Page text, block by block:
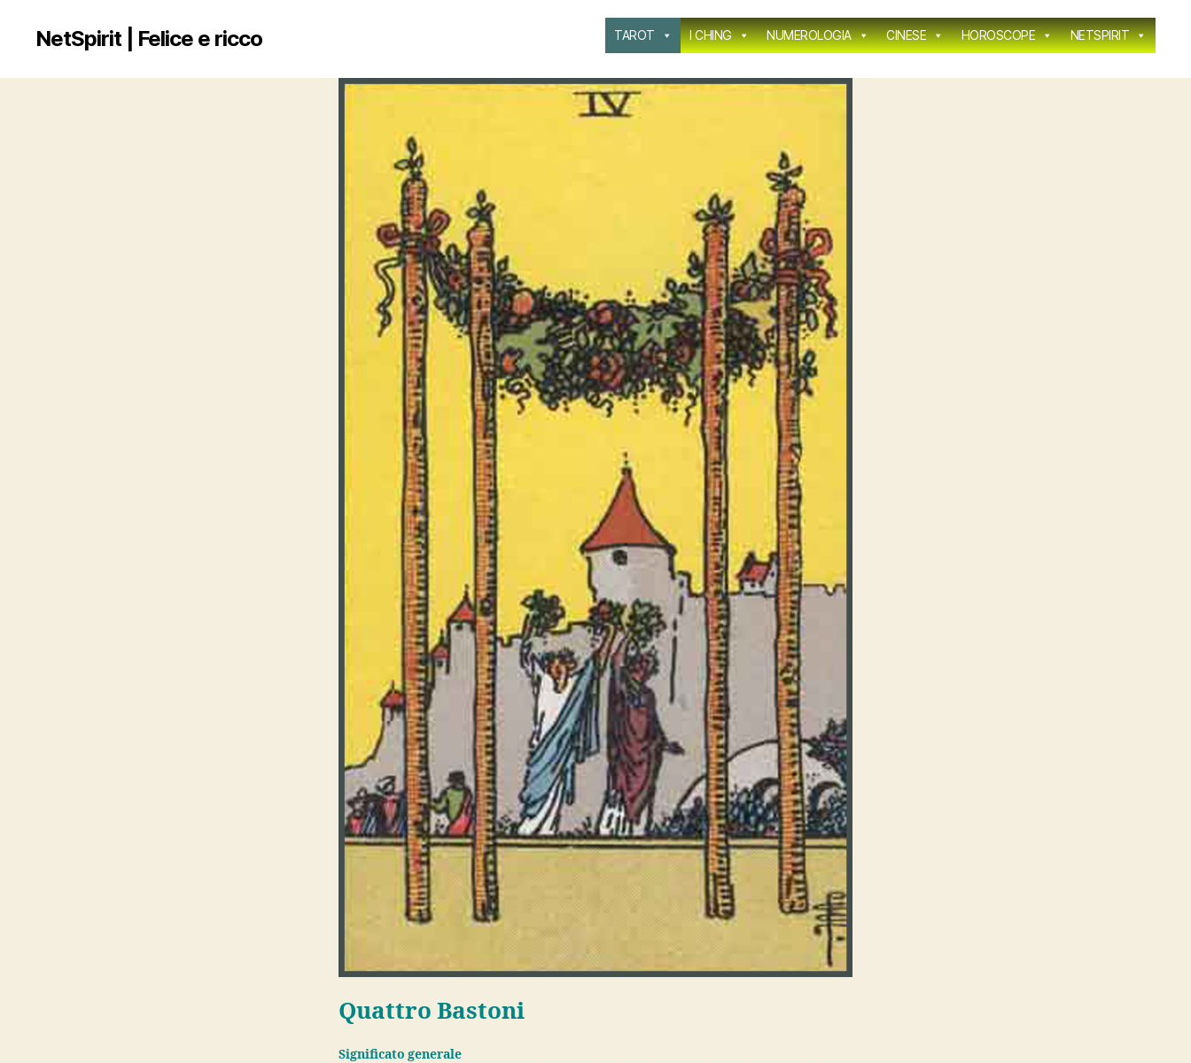
NetSpirit | Felice e ricco TAROT I CHING NUMEROLOGIA CINESE HOROSCOPE NETSPIRIT
Quattro Bastoni
Significato generale